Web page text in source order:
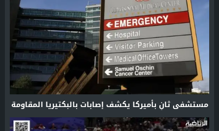
مستشفى ثانٍ بأميركا يكشف إصابات بالبكتيريا المقاومة